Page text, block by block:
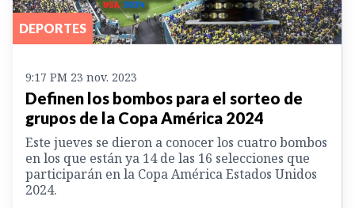
DEPORTES
9:17 PM 23 nov. 2023
Definen los bombos para el sorteo de
grupos de la Copa América 2024
Este jueves se dieron a conocer los cuatro bombos
en los que están ya 14 de las 16 selecciones que
participarán en la Copa América Estados Unidos
2024.